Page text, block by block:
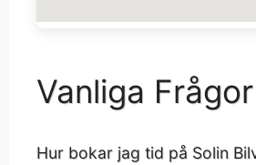
Vanliga
Hur bokar jag tid på Solin